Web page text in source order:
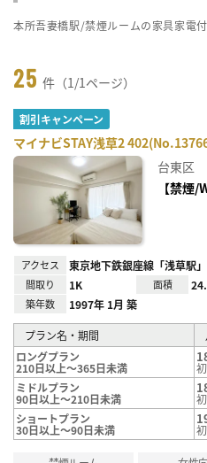
25 件（1/1ページ）
割引キャンペーン
マイナビSTAY浅草2
台東区
【禁煙/
アクセス 東京地下鉄銀座線「浅草駅
間取り 1K 面積
築年数 1997年 1月 築
プラン名・期間
ロングプラン
210日以上～365日未満
ミドルプラン
90日以上～210日未満
ショートプラン
30日以上～90日未満